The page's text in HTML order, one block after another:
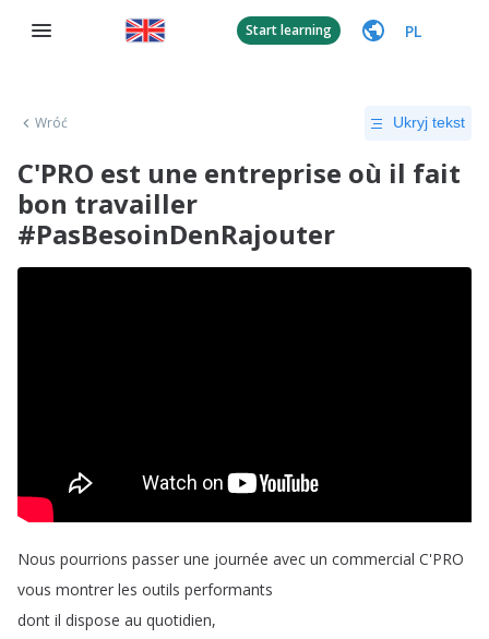
Start learning PL
Wróć Ukryj tekst
C'PRO est une entreprise où il fait
bon travailler
#PasBesoinDenRajouter
Nous pourrions passer une journée avec un commercial C'PRO
vous montrer les outils performants
dont il dispose au quotidien,